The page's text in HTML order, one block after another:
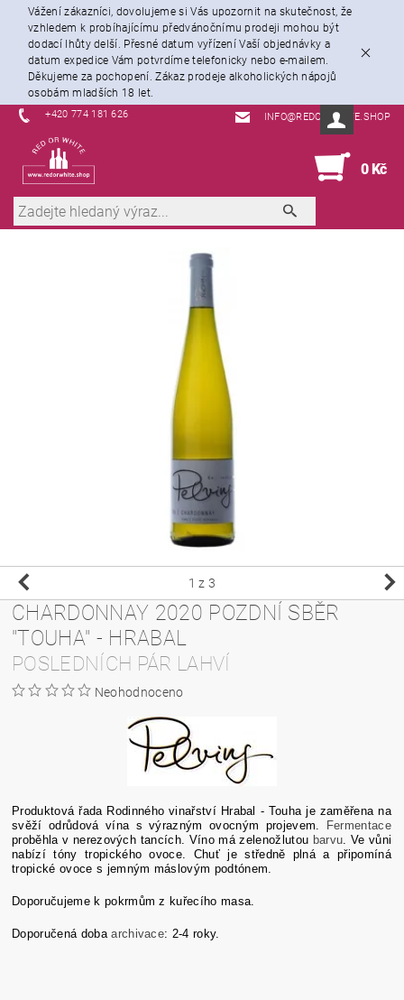
Vážení zákazníci, dovolujeme si Vás upozornit na skutečnost, že
vzhledem k probíhajícímu předvánočnímu prodeji mohou být
dodací lhůty delší. Přesné datum vyřízení Vaší objednávky a
datum expedice Vám potvrdíme telefonicky nebo e-mailem.
Děkujeme za pochopení. Zákaz prodeje alkoholických nápojů
osobám mladších 18 let.
+420 774 181 626 INFO@REDORWHITE.SHOP
0 Kč
1 z 3
CHARDONNAY 2020 POZDNÍ SBĚR
"TOUHA" - HRABAL
POSLEDNÍCH PÁR LAHVÍ
Neohodnoceno
Produktová řada Rodinného vinařství Hrabal - Touha je zaměřena na
svěží odrůdová vína s výrazným ovocným projevem.
Fermentace
proběhla v nerezových tancích. Víno má zelenožlutou barvu. Ve vůni
nabízí tóny tropického ovoce. Chuť je středně plná a připomíná
tropické ovoce s jemným máslovým podtónem.
Doporučujeme k pokrmům z kuřecího masa.
Doporučená dobaarchivace: 2-4 roky.